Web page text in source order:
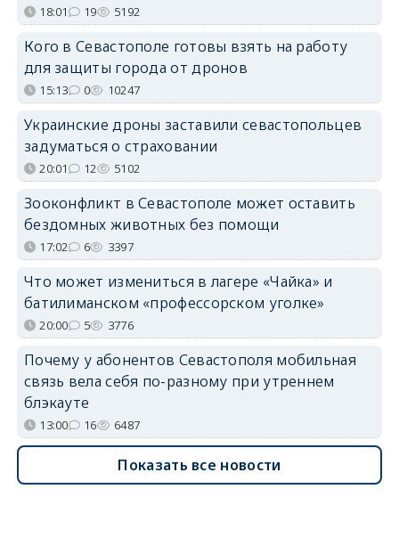
18:01 19 5192
Кого в Севастополе готовы взять на работу
для защиты города от дронов
15:13 0 10247
Украинские дроны заставили севастопольцев
задуматься о страховании
20:01 12 5102
Зооконфликт в Севастополе может оставить
бездомных животных без помощи
17:02 6 3397
Что может измениться в лагере «Чайка» и
батилиманском «профессорском уголке»
20:00 5 3776
Почему у абонентов Севастополя мобильная
связь вела себя по-разному при утреннем
блэкауте
13:00 16 6487
Показать все новости